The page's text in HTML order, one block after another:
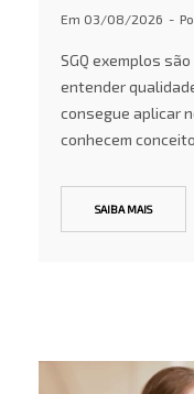
Em 03/08/2026
SGQ exemplos
entender
consegue aplicar
conhecem
SAIBA MAIS